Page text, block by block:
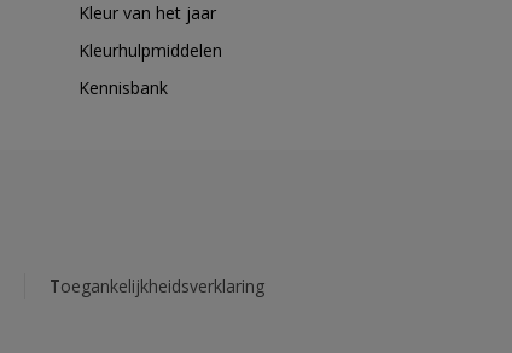
Kleur van het jaar
Kleurhulpmiddelen
Kennisbank
Toegankelijkheidsverklaring